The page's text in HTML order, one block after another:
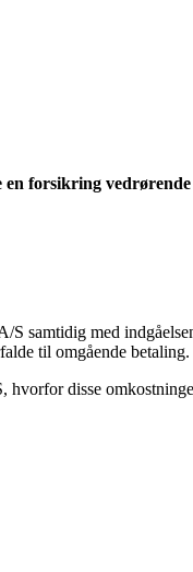
en forsikring
samtidig med
til omgående betaling.
hvorfor disse